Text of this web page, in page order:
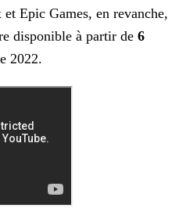
et Epic Games, en revanche,
disponible à partir de 6
2022.